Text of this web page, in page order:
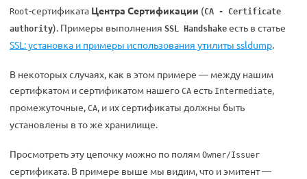
Root-сертификата Центра Сертификации (CA - Certificate
authority). Примеры выполнения SSL Handshake есть в статье
SSL: установка и примеры использования утилиты ssldump.
В некоторых случаях, как в этом примере — между нашим
сертифкатом и сертификатом нашего CA есть Intermediate,
промежуточные, CA, и их сертификаты должны быть
установлены в то же хранилище.
Просмотреть эту цепочку можно по полям Owner/Issuer
сертификата. В примере выше мы видим, что и эмитент —